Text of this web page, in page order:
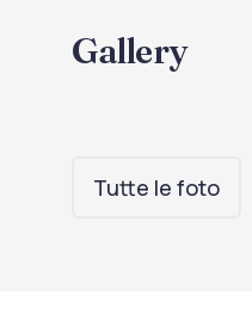
Gallery
Tutte le foto